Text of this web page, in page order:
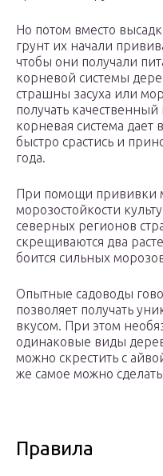
Но потом вместо
грунт их начали
чтобы они получали
корневой системы
страшны засуха или
получать
корневая система
быстро срастись и
года.
При помощи прививки
морозостойкости
северных регионов
скрещиваются два
боится сильных
Опытные садоводы
позволяет получать
вкусом. При этом
одинаковые виды
можно скрестить с
же самое можно
Правила